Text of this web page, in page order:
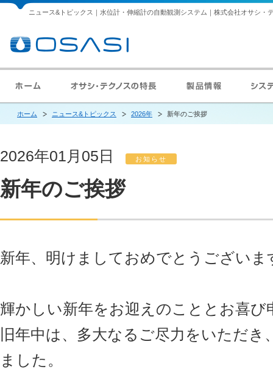
ニュース&トピックス｜水位計・伸縮計の自動観測システム｜株式会社オサシ・
ホーム ニュース&トピックス 2026年 新年のご挨拶
2026年01月05日 お知らせ
新年のご挨拶
新年、明けましておめでとうございま
輝かしい新年をお迎えのこととお喜び
旧年中は、多大なるご尽力をいただ
ました。